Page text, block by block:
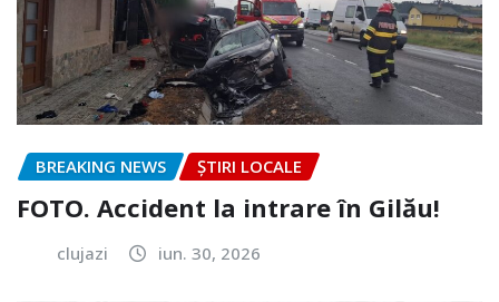
BREAKING NEWS ȘTIRI LOCALE
FOTO. Accident la intrare în Gilău!
clujazi iun. 30, 2026